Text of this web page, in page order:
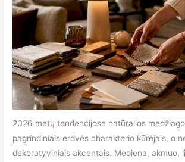
2026 metų tendencijose natūralios
pagrindiniais erdvės charakterio kūrėjais, o
dekoratyviniais akcentais. Mediena, akmuo,